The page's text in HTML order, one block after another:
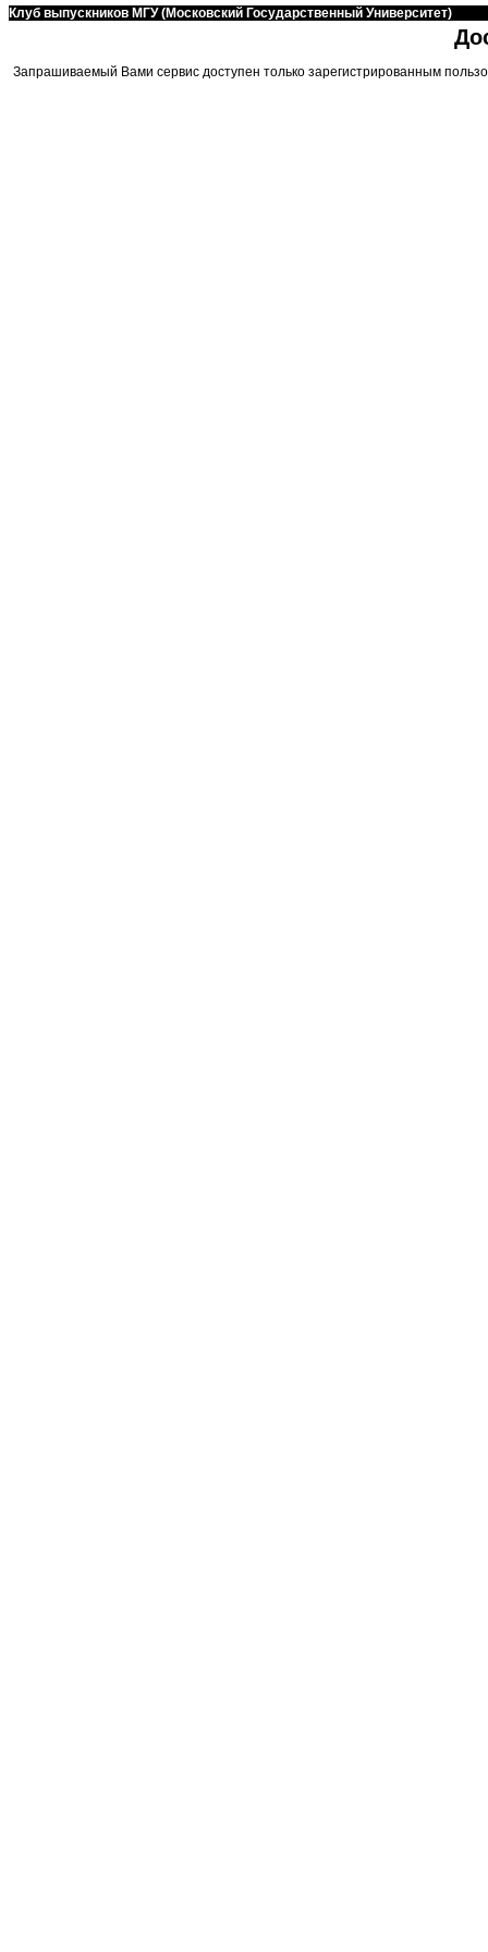
Клуб выпускников МГУ (Московский Государственный Университет)
Запрашиваемый Вами сервис доступен только зарегистрированным